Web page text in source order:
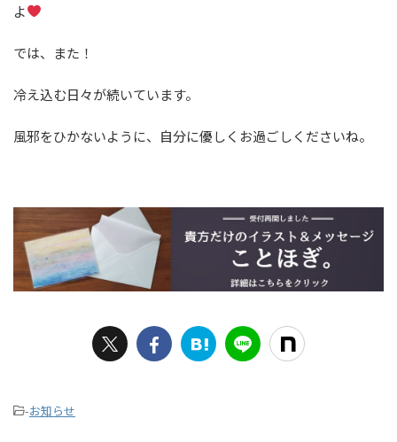
よ
では、また！
冷え込む日々が続いています。
風邪をひかないように、自分に優しくお過ごしくださいね。
-お知らせ